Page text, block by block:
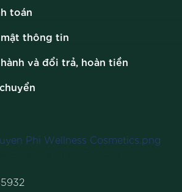
toán
thông tin
và đổi trả, hoàn tiền